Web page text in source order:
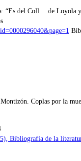
“Es del Coll …de Loyola
Coplas por la
Bibliografía de la